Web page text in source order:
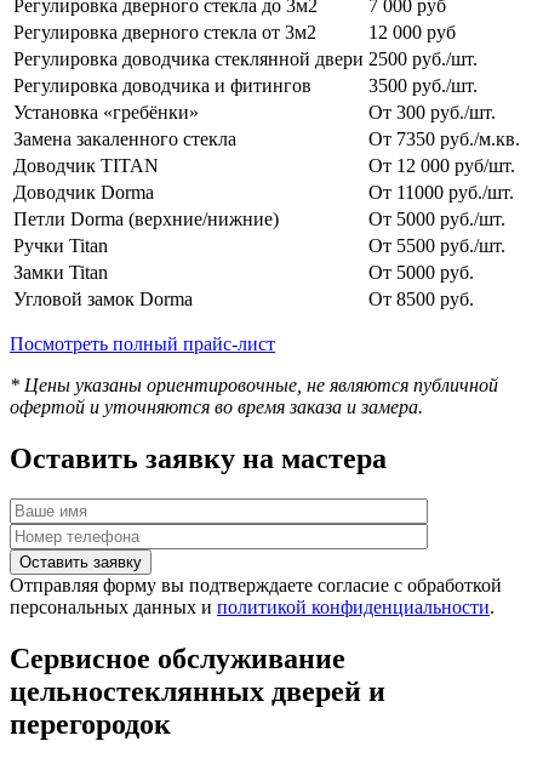
Регулировка дверного стекла до 3м2
7 000 руб
Регулировка дверного стекла от 3м2
12 000 руб
Регулировка доводчика стеклянной двери 2500 руб./шт.
Регулировка доводчика и фитингов
3500 руб./шт.
Установка «гребёнки»
От 300 руб./шт.
Замена закаленного стекла
От 7350 руб./м.кв.
Доводчик TITAN
От 12 000 руб/шт.
Доводчик Dorma
От 11000 руб./шт.
Петли Dorma (верхние/нижние)
От 5000 руб./шт.
Ручки Titan
От 5500 руб./шт.
Замки Titan
От 5000 руб.
Угловой замок Dorma
От 8500 руб.
Посмотреть полный прайс-лист
* Цены указаны ориентировочные, не являются публичной
офертой и уточняются во время заказа и замера.
Оставить заявку на мастера
Отправляя форму вы подтверждаете согласие с обработкой
персональных данных и политикой конфиденциальности.
Сервисное обслуживание
цельностеклянных дверей и
перегородок